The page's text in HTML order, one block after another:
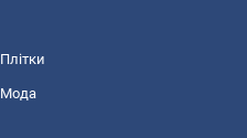
Плітки
Мода